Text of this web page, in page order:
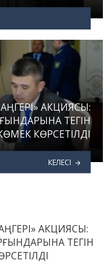
АКЦИЯСЫ:
ТЕГІН
КӨРСЕТІЛДІ
КЕЛЕСІ
АКЦИЯСЫ:
ТЕГІН